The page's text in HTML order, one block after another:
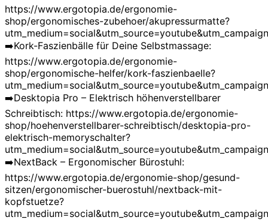
https://www.ergotopia.de/ergonomie-
shop/ergonomisches-zubehoer/akupressurmatte?
➡️Kork-Faszienbälle für Deine Selbstmassage:
https://www.ergotopia.de/ergonomie-
shop/ergonomische-helfer/kork-faszienbaelle?
➡️Desktopia Pro – Elektrisch höhenverstellbarer
Schreibtisch: https://www.ergotopia.de/ergonomie-
shop/hoehenverstellbarer-schreibtisch/desktopia-pro-
elektrisch-memoryschalter?
➡️NextBack – Ergonomischer Bürostuhl:
https://www.ergotopia.de/ergonomie-shop/gesund-
sitzen/ergonomischer-buerostuhl/nextback-mit-
kopfstuetze?